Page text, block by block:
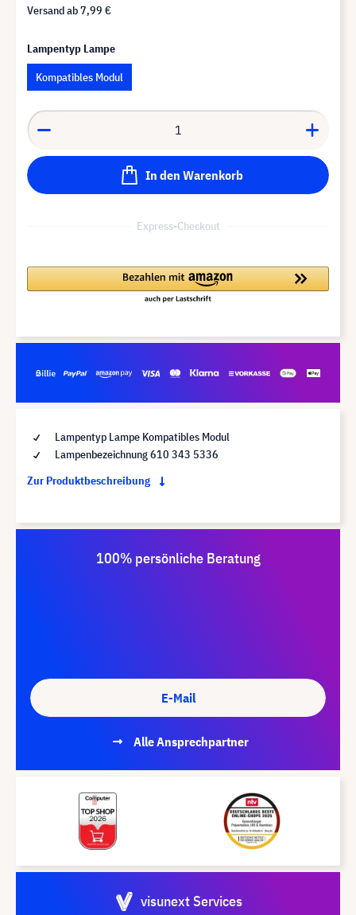
Versand ab7,99 €
Lampentyp Lampe
Kompatibles Modul
In den Warenkorb
Express-Checkout
Lampentyp Lampe Kompatibles Modul
Lampenbezeichnung 610 343 5336
Zur Produktbeschreibung
100% persönliche Beratung
E-Mail
Alle Ansprechpartner
visunext Services